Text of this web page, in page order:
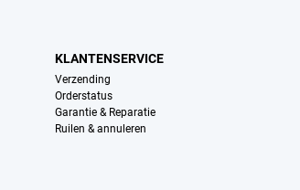
KLANTENSERVICE
Verzending
Orderstatus
Garantie & Reparatie
Ruilen & annuleren